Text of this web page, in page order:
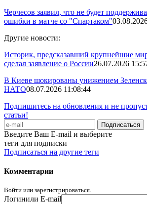
Черчесов заявил, что не будет
ошибки в матче со "Спартаком"
Другие новости:
Историк, предсказавший крупнейшие
сделал заявление о России26.07.2026
В Киеве шокированы унижением
НАТО08.07.2026 11:08:44
Подпишитесь на обновления и не
статьи!
Введите Ваш E-mail и выберите
теги для подписки
Подписаться на другие теги
Комментарии
Войти или зарегистрироваться.
Логинили E-mail